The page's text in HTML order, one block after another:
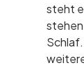
steht